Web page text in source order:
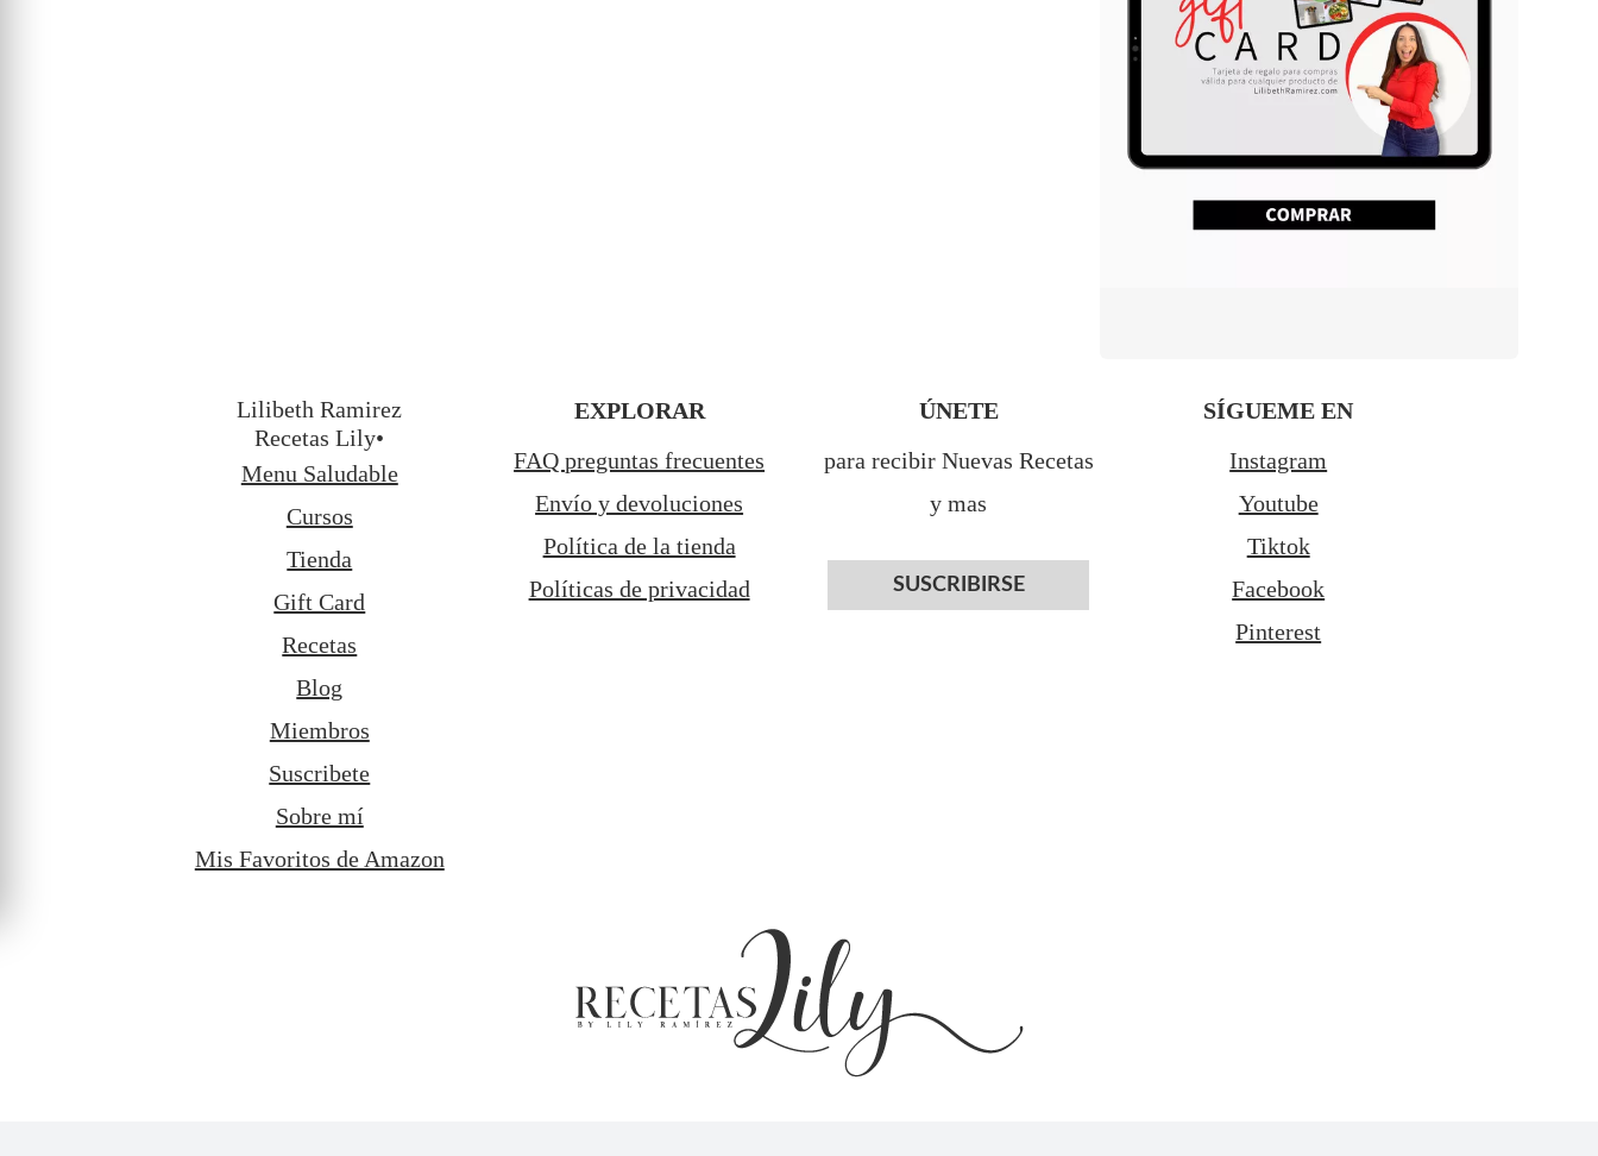
Lilibeth Ramirez
Recetas Lily•
Menu Saludable
Cursos
Tienda
Gift Card
Recetas
Blog
Miembros
Suscribete
Sobre mí
Mis Favoritos de Amazon
EXPLORAR
FAQ preguntas frecuentes
Envío y devoluciones
Política de la tienda
Políticas de privacidad
ÚNETE
para recibir Nuevas Recetas
y mas
SUSCRIBIRSE
SÍGUEME EN
Instagram
Youtube
Tiktok
Facebook
Pinterest